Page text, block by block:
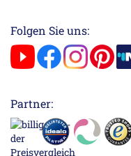
Folgen Sie uns:
Partner: